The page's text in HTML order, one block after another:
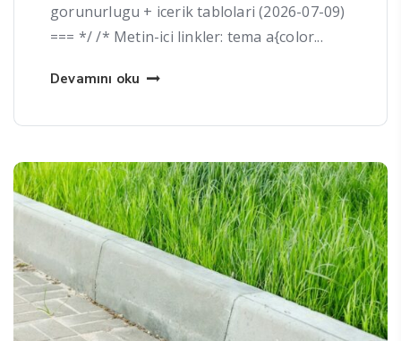
gorunurlugu + icerik tablolari (2026-07-09)
=== */ /* Metin-ici linkler: tema a{color...
Devamını oku